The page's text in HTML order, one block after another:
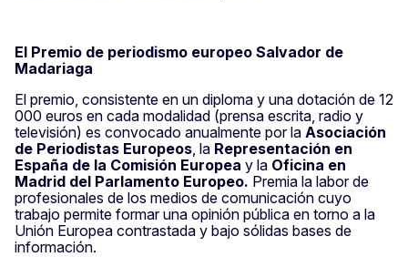
El Premio de periodismo europeo Salvador de
Madariaga
El premio, consistente en un diploma y una dotación de 12
000 euros en cada modalidad (prensa escrita, radio y
televisión) es convocado anualmente por la Asociación
de Periodistas Europeos , la Representación en
España de la Comisión Europea y la Oficina en
Madrid del Parlamento Europeo. Premia la labor de
profesionales de los medios de comunicación cuyo
trabajo permite formar una opinión pública en torno a la
Unión Europea contrastada y bajo sólidas bases de
información.